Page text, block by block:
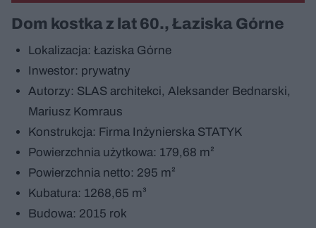
Dom kostka z lat 60., Łaziska Górne
Lokalizacja: Łaziska Górne
Inwestor: prywatny
Autorzy: SLAS architekci, Aleksander Bednarski,
Mariusz Komraus
Konstrukcja: Firma Inżynierska STATYK
Powierzchnia użytkowa: 179,68 m²
Powierzchnia netto: 295 m²
Kubatura: 1268,65 m³
Budowa: 2015 rok